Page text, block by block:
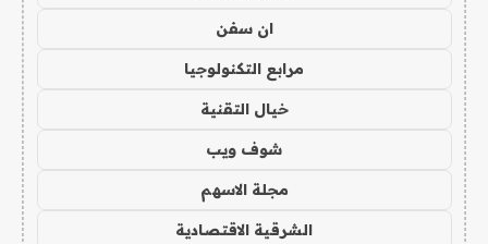
ان سفن
مرابع التكنولوجيا
خيال التقنية
شوف ويب
مجلة الاسهم
الشرقية الاقتصادية